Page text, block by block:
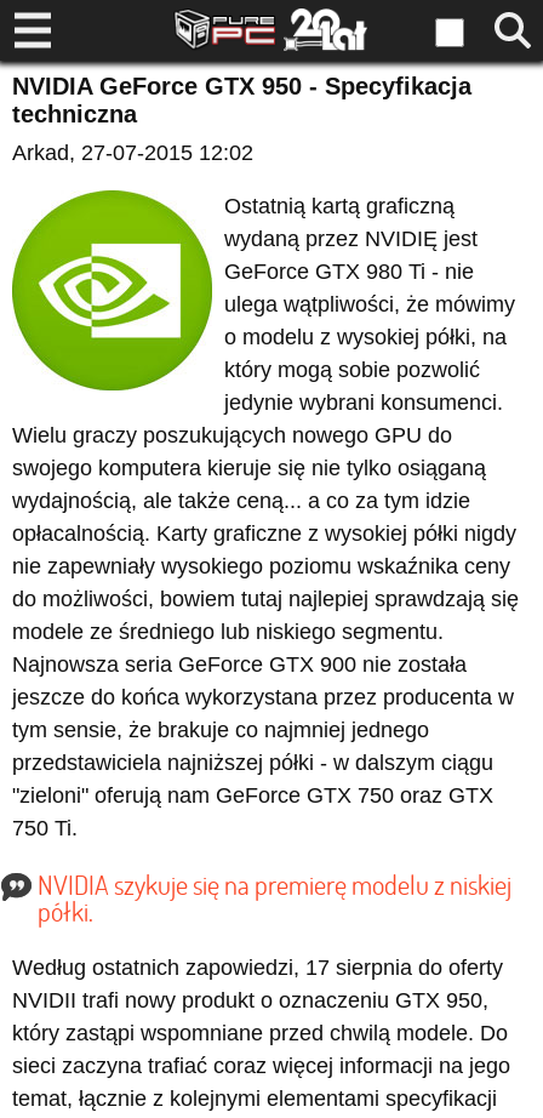
NVIDIA GeForce GTX 950 - Specyfikacja
techniczna
Arkad, 27-07-2015 12:02
Ostatnią kartą graficzną
wydaną przez NVIDIĘ jest
GeForce GTX 980 Ti - nie
ulega wątpliwości, że mówimy
o modelu z wysokiej półki, na
który mogą sobie pozwolić
jedynie wybrani konsumenci.
Wielu graczy poszukujących nowego GPU do
swojego komputera kieruje się nie tylko osiąganą
wydajnością, ale także ceną... a co za tym idzie
opłacalnością. Karty graficzne z wysokiej półki nigdy
nie zapewniały wysokiego poziomu wskaźnika ceny
do możliwości, bowiem tutaj najlepiej sprawdzają się
modele ze średniego lub niskiego segmentu.
Najnowsza seria GeForce GTX 900 nie została
jeszcze do końca wykorzystana przez producenta w
tym sensie, że brakuje co najmniej jednego
przedstawiciela najniższej półki - w dalszym ciągu
"zieloni" oferują nam GeForce GTX 750 oraz GTX
750 Ti.
NVIDIA szykuje się na premierę modelu z niskiej
półki.
Według ostatnich zapowiedzi, 17 sierpnia do oferty
NVIDII trafi nowy produkt o oznaczeniu GTX 950,
który zastąpi wspomniane przed chwilą modele. Do
sieci zaczyna trafiać coraz więcej informacji na jego
temat, łącznie z kolejnymi elementami specyfikacji